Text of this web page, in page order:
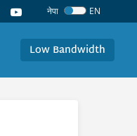
नेपा EN
Low Bandwidth